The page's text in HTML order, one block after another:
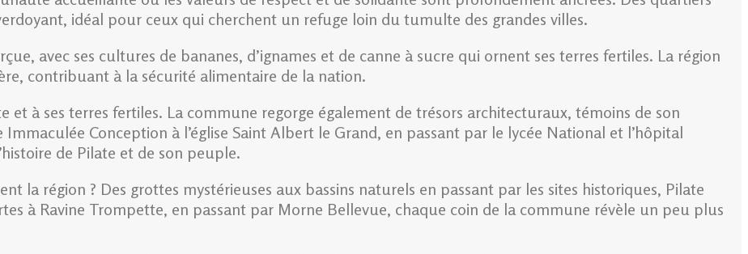
idéal pour ceux qui cherchent un refuge loin du tumulte des grandes villes.
avec ses cultures de bananes, d’ignames et de canne à sucre qui ornent ses terres fertiles. La région
contribuant à la sécurité alimentaire de la nation.
et à ses terres fertiles. La commune regorge également de trésors architecturaux, témoins de son
Conception à l’église Saint Albert le Grand, en passant par le lycée National et l’hôpital
de Pilate et de son peuple.
la région ? Des grottes mystérieuses aux bassins naturels en passant par les sites historiques, Pilate
à Ravine Trompette, en passant par Morne Bellevue, chaque coin de la commune révèle un peu plus